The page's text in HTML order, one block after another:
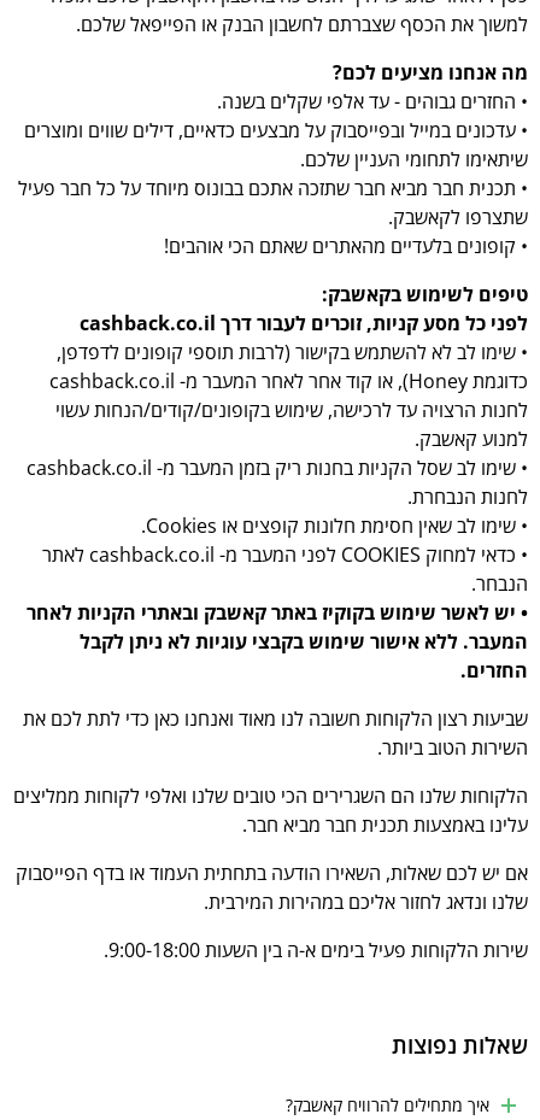
למשוך את הכסף שצברתם לחשבון הבנק או הפייפאל שלכם.
מה אנחנו מציעים לכם?
• החזרים גבוהים - עד אלפי שקלים בשנה.
• עדכונים במייל ובפייסבוק על מבצעים כדאיים, דילים שווים ומוצרים
שיתאימו לתחומי העניין שלכם.
• תכנית חבר מביא חבר שתזכה אתכם בבונוס מיוחד על כל חבר פעיל
שתצרפו לקאשבק.
• קופונים בלעדיים מהאתרים שאתם הכי אוהבים!
טיפים לשימוש בקאשבק:
לפני כל מסע קניות, זוכרים לעבור דרך cashback.co.il
• שימו לב לא להשתמש בקישור (לרבות תוספי קופונים לדפדפן,
כדוגמת Honey), או קוד אחר לאחר המעבר מ- cashback.co.il
לחנות הרצויה עד לרכישה, שימוש בקופונים/קודים/הנחות עשוי
למנוע קאשבק.
• שימו לב שסל הקניות בחנות ריק בזמן המעבר מ- cashback.co.il
לחנות הנבחרת.
• שימו לב שאין חסימת חלונות קופצים או Cookies.
• כדאי למחוק COOKIES לפני המעבר מ- cashback.co.il לאתר
הנבחר.
• יש לאשר שימוש בקוקיז באתר קאשבק ובאתרי הקניות לאחר
המעבר. ללא אישור שימוש בקבצי עוגיות לא ניתן לקבל
החזרים.
שביעות רצון הלקוחות חשובה לנו מאוד ואנחנו כאן כדי לתת לכם את
השירות הטוב ביותר.
הלקוחות שלנו הם השגרירים הכי טובים שלנו ואלפי לקוחות ממליצים
עלינו באמצעות תכנית חבר מביא חבר.
אם יש לכם שאלות, השאירו הודעה בתחתית העמוד או בדף הפייסבוק
שלנו ונדאג לחזור אליכם במהירות המירבית.
שירות הלקוחות פעיל בימים א-ה בין השעות 9:00-18:00.
שאלות נפוצות
איך מתחילים להרוויח קאשבק?